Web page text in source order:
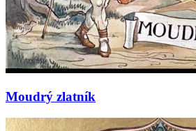
Moudrý zlatník